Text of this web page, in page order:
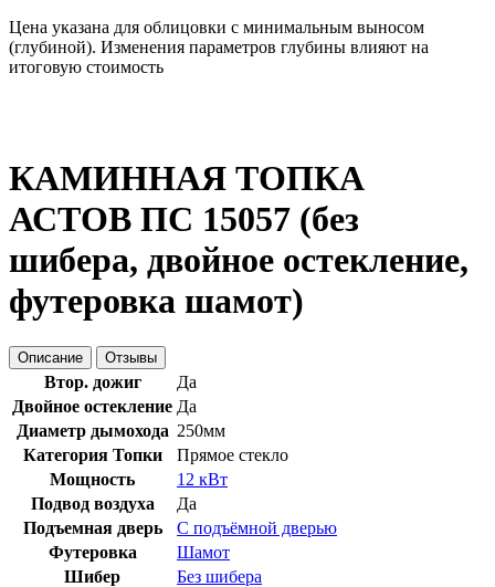
Цена указана для облицовки с минимальным выносом
(глубиной). Изменения параметров глубины влияют на
итоговую стоимость
КАМИННАЯ ТОПКА
АСТОВ ПС 15057 (без
шибера, двойное остекление,
футеровка шамот)
Описание Отзывы
Втор. дожиг
Да
Двойное остекление Да
Диаметр дымохода 250мм
Категория Топки
Прямое стекло
Мощность
12 кВт
Подвод воздуха
Да
Подъемная дверь
С подъёмной дверью
Футеровка
Шамот
Шибер
Без шибера